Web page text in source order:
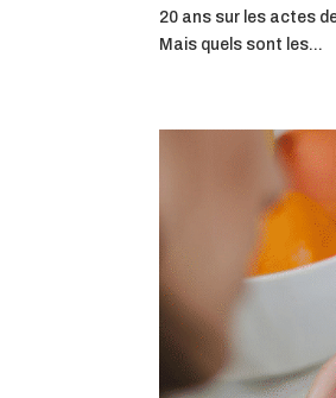
20 ans sur les actes
Mais quels sont les...